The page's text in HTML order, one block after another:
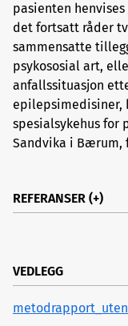
pasienten
det fortsatt råder
sammensatte
psykososial art,
anfallssituasjon
epilepsimedisiner,
spesialsykehus for
Sandvika i Bærum,
REFERANSER
VEDLEGG